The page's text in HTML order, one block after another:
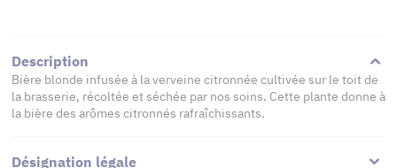
Description
Bière blonde infusée à la verveine citronnée cultivée sur le toit de
la brasserie, récoltée et séchée par nos soins. Cette plante donne à
la bière des arômes citronnés rafraîchissants.
Désignation légale